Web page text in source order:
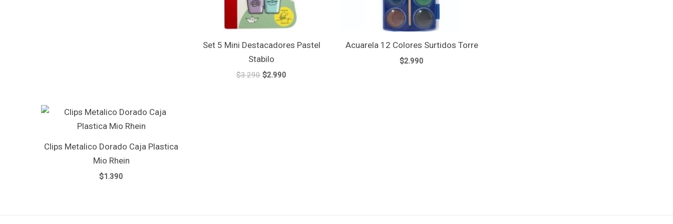
Set 5 Mini Destacadores Pastel
Stabilo
$3.290 $2.990
Acuarela 12 Colores Surtidos Torre
$2.990
Clips Metalico Dorado Caja Plastica
Mio Rhein
$1.390